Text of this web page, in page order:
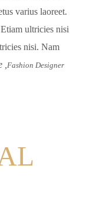
varius laoreet.
ultricies nisi
nisi. Nam
Fashion Designer